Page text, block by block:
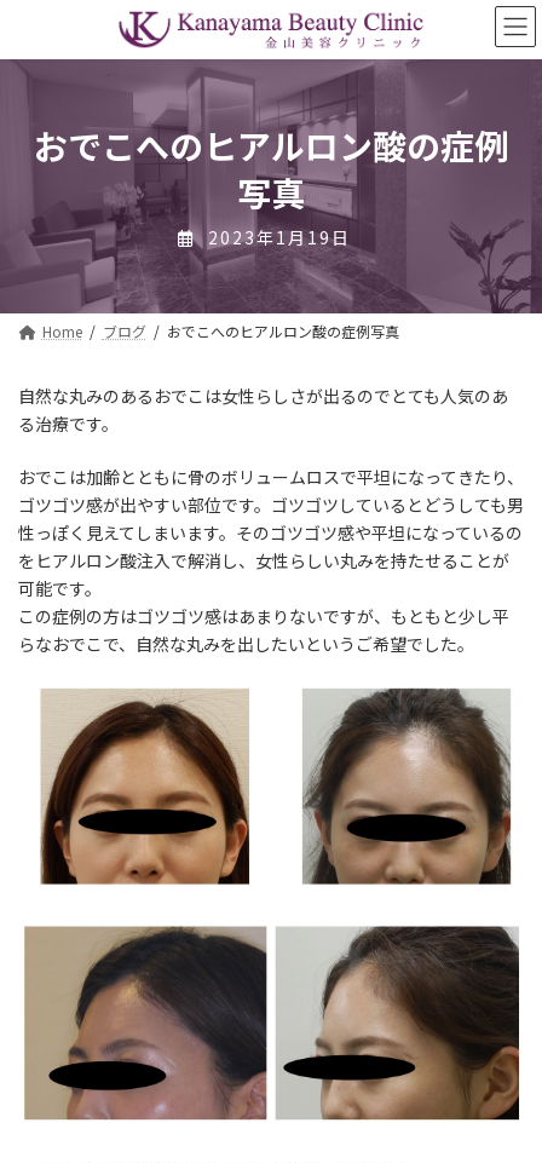
テ
ゲ
おでこへのヒアルロン酸の症例
写真
2023年1月19日
Home ブログ おでこへのヒアルロン酸の症例写真
自然な丸みのあるおでこは女性らしさが出るのでとても人気のあ
る治療です。
おでこは加齢とともに骨のボリュームロスで平坦になってきたり、
ゴツゴツ感が出やすい部位です。ゴツゴツしているとどうしても男
性っぽく見えてしまいます。そのゴツゴツ感や平坦になっているの
を ヒアルロン酸注入で解消し、女性らしい丸みを持たせることが
可能です。
この症例の方はゴツゴツ感はあまりないですが、もともと少し平
らなおでこで、自然な丸みを出したいというご希望でした。